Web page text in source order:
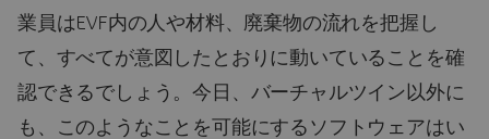
業員はEVF内の人や材料、廃棄物の流れを把握し
て、すべてが意図したとおりに動いていることを確
認できるでしょう。今日、バーチャルツイン以外に
も、このようなことを可能にするソフトウェアはい